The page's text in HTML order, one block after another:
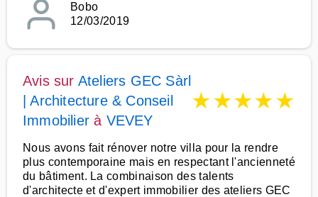
Bobo
12/03/2019
Avis sur Ateliers GEC Sàrl
| Architecture & Conseil
Immobilier à VEVEY
★★★★★
Nous avons fait rénover notre villa pour la rendre
plus contemporaine mais en respectant l'ancienneté
du bâtiment. La combinaison des talents
d'architecte et d'expert immobilier des ateliers GEC